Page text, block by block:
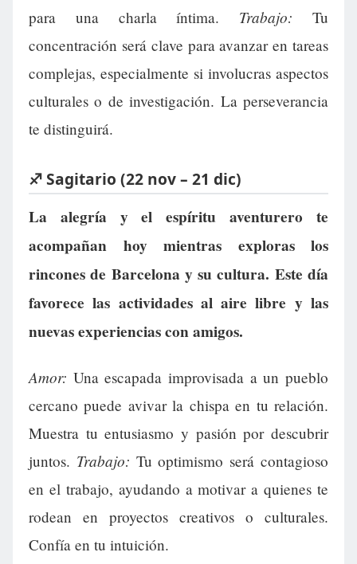
para una charla íntima. Trabajo: Tu
concentración será clave para avanzar en tareas
complejas, especialmente si involucras aspectos
culturales o de investigación. La perseverancia
te distinguirá.
♐ Sagitario (22 nov – 21 dic)
La alegría y el espíritu aventurero te
acompañan hoy mientras exploras los
rincones de Barcelona y su cultura. Este día
favorece las actividades al aire libre y las
nuevas experiencias con amigos.
Amor: Una escapada improvisada a un pueblo
cercano puede avivar la chispa en tu relación.
Muestra tu entusiasmo y pasión por descubrir
juntos. Trabajo: Tu optimismo será contagioso
en el trabajo, ayudando a motivar a quienes te
rodean en proyectos creativos o culturales.
Confía en tu intuición.